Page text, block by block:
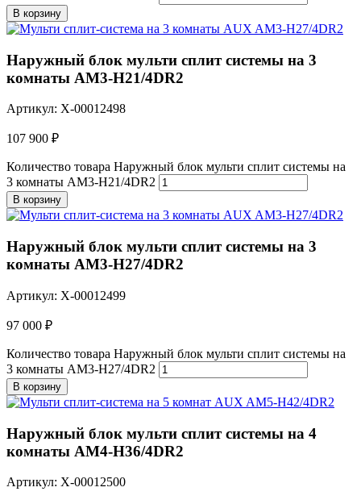
В корзину
Наружный блок мульти сплит системы на 3
комнаты AM3-H21/4DR2
Артикул: X-00012498
107 900 ₽
Количество товара Наружный блок мульти сплит системы на
3 комнаты AM3-H21/4DR2
В корзину
Наружный блок мульти сплит системы на 3
комнаты AM3-H27/4DR2
Артикул: X-00012499
97 000 ₽
Количество товара Наружный блок мульти сплит системы на
3 комнаты AM3-H27/4DR2
В корзину
Наружный блок мульти сплит системы на 4
комнаты AM4-H36/4DR2
Артикул: X-00012500